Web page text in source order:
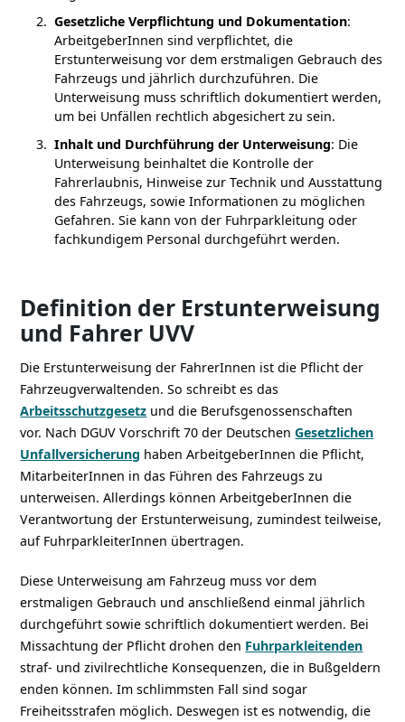
Gesetzliche Verpflichtung und Dokumentation:
ArbeitgeberInnen sind verpflichtet, die
Erstunterweisung vor dem erstmaligen Gebrauch des
Fahrzeugs und jährlich durchzuführen. Die
Unterweisung muss schriftlich dokumentiert werden,
um bei Unfällen rechtlich abgesichert zu sein.
Inhalt und Durchführung der Unterweisung: Die
Unterweisung beinhaltet die Kontrolle der
Fahrerlaubnis, Hinweise zur Technik und Ausstattung
des Fahrzeugs, sowie Informationen zu möglichen
Gefahren. Sie kann von der Fuhrparkleitung oder
fachkundigem Personal durchgeführt werden.
Definition der Erstunterweisung
und Fahrer UVV
Die Erstunterweisung der FahrerInnen ist die Pflicht der
Fahrzeugverwaltenden. So schreibt es das
Arbeitsschutzgesetz und die Berufsgenossenschaften
vor. Nach DGUV Vorschrift 70 der DeutschenGesetzlichen
Unfallversicherung haben ArbeitgeberInnen die Pflicht,
MitarbeiterInnen in das Führen des Fahrzeugs zu
unterweisen. Allerdings können ArbeitgeberInnen die
Verantwortung der Erstunterweisung, zumindest teilweise,
auf FuhrparkleiterInnen übertragen.
Diese Unterweisung am Fahrzeug muss vor dem
erstmaligen Gebrauch und anschließend einmal jährlich
durchgeführt sowie schriftlich dokumentiert werden. Bei
Missachtung der Pflicht drohen den Fuhrparkleitenden
straf- und zivilrechtliche Konsequenzen, die in Bußgeldern
enden können. Im schlimmsten Fall sind sogar
Freiheitsstrafen möglich. Deswegen ist es notwendig, die